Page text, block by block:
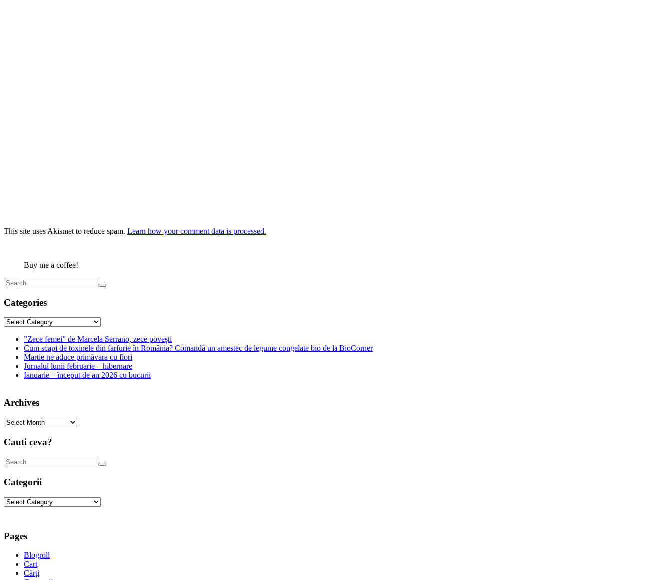
This site uses Akismet to reduce spam. Learn how your comment data is processed.
Buy me a coffee!
Categories
Categories
”Zece femei” de Marcela Serrano, zece povești
Cum scapi de toxinele din farfurie în România? Comandă un amestec de legume congelate bio de la BioCorner
Martie ne aduce primăvara cu flori
Jurnalul lunii februarie – hibernare
Ianuarie – început de an 2026 cu bucurii
Archives
Archives
Cauti ceva?
Categorii
Categorii
Pages
Blogroll
Cart
Cărți